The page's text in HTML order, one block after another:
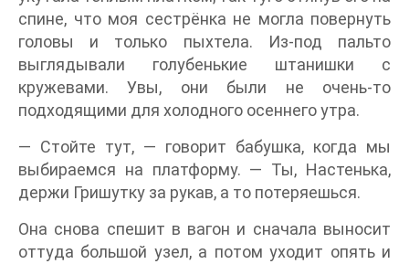
спине, что моя сестрёнка не могла повернуть
головы и только пыхтела. Из-под пальто
выглядывали голубенькие штанишки с
кружевами. Увы, они были не очень-то
подходящими для холодного осеннего утра.
— Стойте тут, — говорит бабушка, когда мы
выбираемся на платформу. — Ты, Настенька,
держи Гришутку за рукав, а то потеряешься.
Она снова спешит в вагон и сначала выносит
оттуда большой узел, а потом уходит опять и